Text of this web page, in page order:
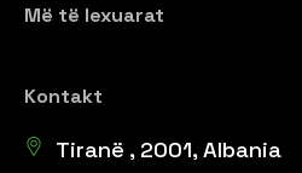
Më të lexuarat
Kontakt
Tiranë , 2001, Albania